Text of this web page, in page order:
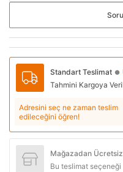
Standart Teslimat ●
Tahmini Kargoya
Adresini seç ne zaman teslim
edileceğini öğren!
Mağazadan
Bu teslimat